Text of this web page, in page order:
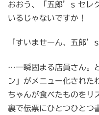
おおう、「五郎’s セレ
いるじゃないですか！
「すいませーん、五郎
…一瞬固まる店員さん。
ン」がメニュー化された
ちゃんが食べたものをリ
裏で伝票にひとつひとつ